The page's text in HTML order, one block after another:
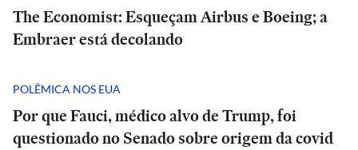
The Economist: Esqueçam Airbus e Boeing; a
Embraer está decolando
POLÊMICA NOS EUA
Por que Fauci, médico alvo de Trump, foi
questionado no Senado sobre origem da covid